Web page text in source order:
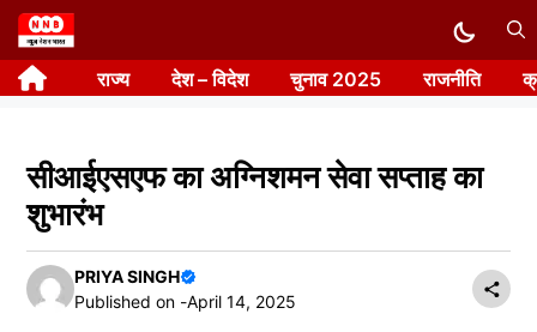
Skip
to
content राज्य देश – विदेश चुनाव 2025 राजनीति
सीआईएसएफ का अग्निशमन सेवा सप्ताह का
शुभारंभ
PRIYA SINGH
Published on -April 14, 2025